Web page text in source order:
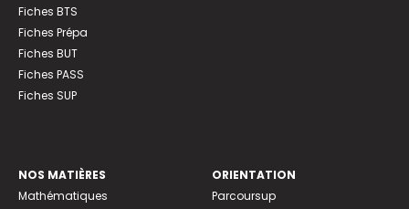
Fiches BTS
Fiches Prépa
Fiches BUT
Fiches PASS
Fiches SUP
NOS MATIÈRES
Mathématiques
ORIENTATION
Parcoursup